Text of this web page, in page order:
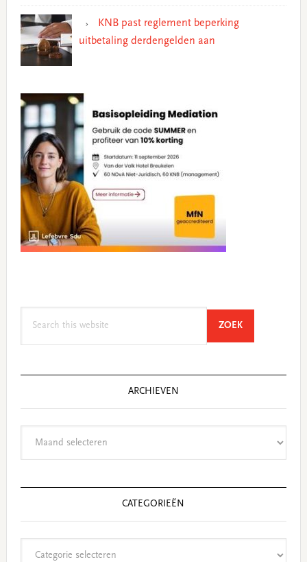
KNB past reglement beperking
uitbetaling derdengelden aan
ZOEKSEARCH
ARCHIEVEN
CATEGORIEËN